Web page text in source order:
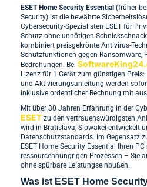
ESET Home Security Essential (früher
Security) ist die bewährte
Cybersecurity-Spezialisten ESET für
Schutz ohne unnötigen
kombiniert preisgekrönte Antivirus-
Schutzfunktionen gegen Ransomware,
Bedrohungen. Bei
Lizenz für 1 Gerät zum günstigen
und Aktivierungsanleitung werden
inklusive ordentlicher Rechnung mit
Mit über 30 Jahren Erfahrung in der
ESET zu den vertrauenswürdigsten
wird in Bratislava, Slowakei entwickelt
Datenschutzstandards. Im Gegensatz
ESET Home Security Essential Ihren
ressourcenhungrigen Prozessen – Sie
ohne spürbare Leistungseinbußen.
Was ist ESET Home